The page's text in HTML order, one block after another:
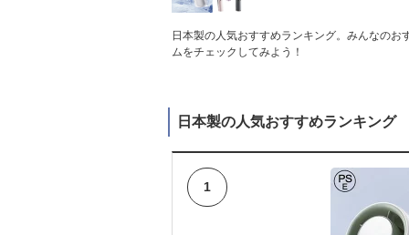
日本製の人気おすすめランキング。みんなの
ムをチェックしてみよう！
日本製の人気おすすめランキング
1